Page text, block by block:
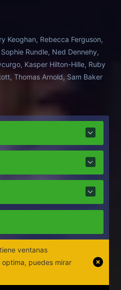
Keoghan, Rebecca Ferguson,
Rundle, Ned Dennehy,
Kasper Hilton-Hille, Ruby
Thomas Arnold, Sam Baker
ventanas
puedes mirar